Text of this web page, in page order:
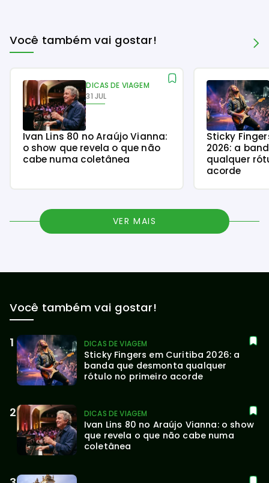
Você também vai gostar!
DICAS DE VIAGEM
31 JUL
Ivan Lins 80 no Araújo Vianna:
o show que revela o que não
cabe numa coletânea
Sticky
2026: a
qualquer
acorde
VER MAIS
Você também vai gostar!
DICAS DE VIAGEM
Sticky Fingers em Curitiba 2026: a
banda que desmonta qualquer
rótulo no primeiro acorde
DICAS DE VIAGEM
Ivan Lins 80 no Araújo Vianna: o show
que revela o que não cabe numa
coletânea